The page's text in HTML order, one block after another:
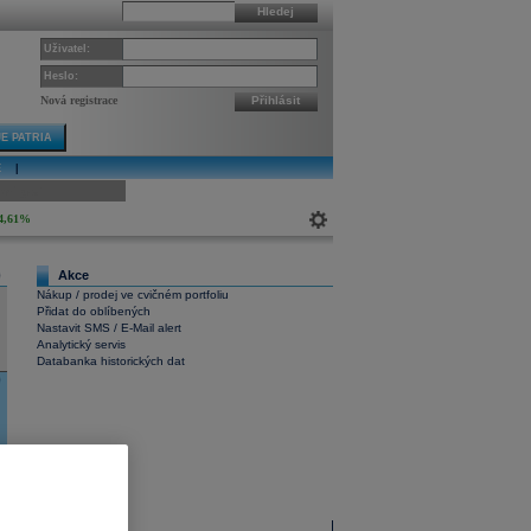
Hledej
Uživatel:
Heslo:
Nová registrace Přihlásit
PATRIA
Akce
Nákup / prodej ve cvičném portfoliu
Přidat do oblíbených
Nastavit SMS / E-Mail alert
Analytický servis
Databanka historických dat